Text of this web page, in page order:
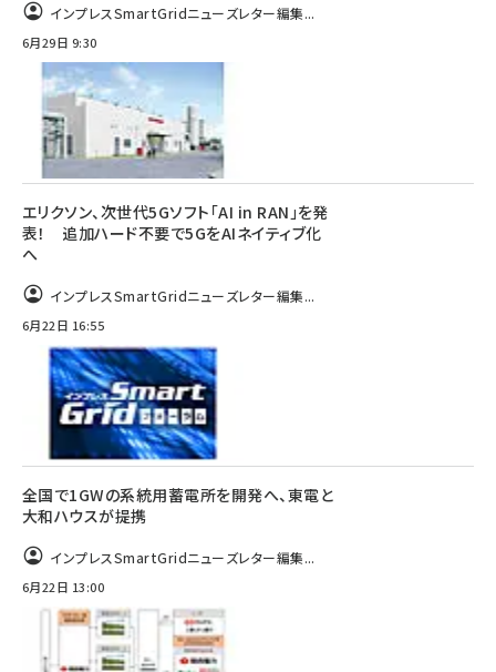
インプレスSmartGridニューズレター編集...
6月29日 9:30
エリクソン、次世代5Gソフト「AI in RAN」を発
表！ 追加ハード不要で5GをAIネイティブ化
へ
インプレスSmartGridニューズレター編集...
6月22日 16:55
全国で1GWの系統用蓄電所を開発へ、東電と
大和ハウスが提携
インプレスSmartGridニューズレター編集...
6月22日 13:00